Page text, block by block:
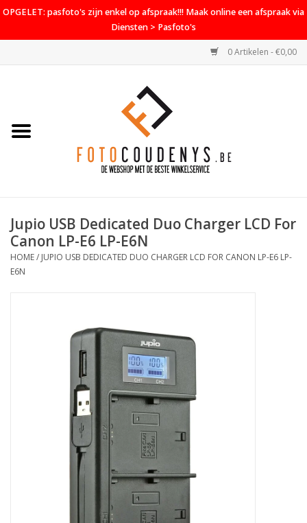
OPGELET: pasfoto's zijn enkel op afspraak!!! Maak online een afspraak via
Diensten > Pasfoto's
0 Artikelen - €0,00
Home
PROMO
Diensten
Jupio USB Dedicated Duo Charger LCD For
Canon LP-E6 LP-E6N
HOME/ JUPIO USB DEDICATED DUO CHARGER LCD FOR CANON LP-E6 LP-
E6N